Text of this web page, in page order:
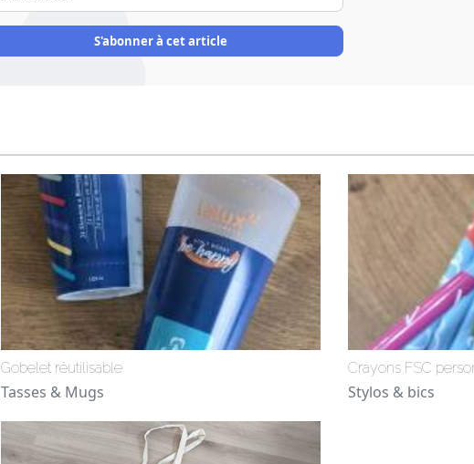
mail
Address
S'abonner à cet article
Gobelet réutilisable
Tasses & Mugs
Crayons FSC
Stylos & bics